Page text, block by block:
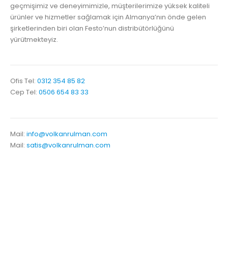
geçmişimiz ve deneyimimizle, müşterilerimize yüksek kaliteli
ürünler ve hizmetler sağlamak için Almanya’nın önde gelen
şirketlerinden biri olan Festo’nun distribütörlüğünü
yürütmekteyiz.
Ofis Tel: 0312 354 85 82
Cep Tel: 0506 654 83 33
Mail: info@volkanrulman.com
Mail: satis@volkanrulman.com